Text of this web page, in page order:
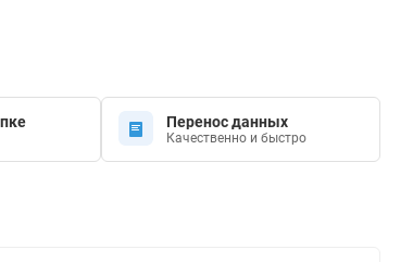
Перенос данных
Качественно и быстро